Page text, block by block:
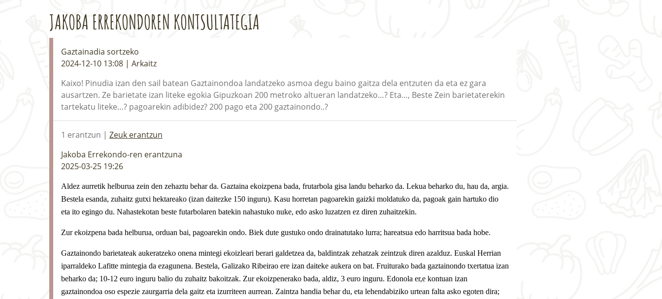
JAKOBA ERREKONDOREN KONTSULTATEGIA
Gaztainadia sortzeko
2024-12-10 13:08 | Arkaitz
Kaixo! Pinudia izan den sail batean Gaztainondoa landatzeko asmoa degu baino gaitza dela entzuten da eta ez gara
ausartzen. Ze barietate izan liteke egokia Gipuzkoan 200 metroko altueran landatzeko…? Eta…, Beste Zein barietaterekin
tartekatu liteke…? pagoarekin adibidez? 200 pago eta 200 gaztainondo..?
1 erantzun | Zeuk erantzun
Jakoba Errekondo-ren erantzuna
2025-03-25 19:26
Aldez aurretik helburua zein den zehaztu behar da. Gaztaina ekoizpena bada, frutarbola gisa landu beharko da. Lekua beharko du, hau da, argia.
Bestela esanda, zuhaitz gutxi hektareako (izan daitezke 150 inguru). Kasu horretan pagoarekin gaizki moldatuko da, pagoak gain hartuko dio
eta ito egingo du. Nahastekotan beste futarbolaren batekin nahastuko nuke, edo asko luzatzen ez diren zuhaitzekin.
Zur ekoizpena bada helburua, orduan bai, pagoarekin ondo. Biek dute gustuko ondo drainatutako lurra; hareatsua edo harritsua bada hobe.
Gaztainondo barietateak aukeratzeko onena mintegi ekoizleari berari galdetzea da, baldintzak zehatzak zeintzuk diren azalduz. Euskal Herrian
iparraldeko Lafitte mintegia da ezagunena. Bestela, Galizako Ribeirao ere izan daiteke aukera on bat. Fruiturako bada gaztainondo txertatua izan
beharko da; 10-12 euro inguru balio du zuhaitz bakoitzak. Zur ekoizpenerako bada, aldiz, 3 euro inguru. Edonola er,e kontuan izan
gaztainondoa oso espezie zaurgarria dela gaitz eta izurriteen aurrean. Zaintza handia behar du, eta lehendabiziko urtean falta asko egoten dira;